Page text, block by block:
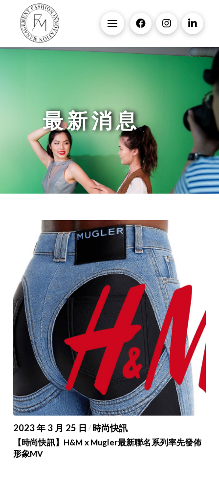
最 新 消 息
2023 年 3 月 25 日 / 時尚快訊
【時尚快訊】H&M x Mugler最新聯名系列率先發佈
形象MV